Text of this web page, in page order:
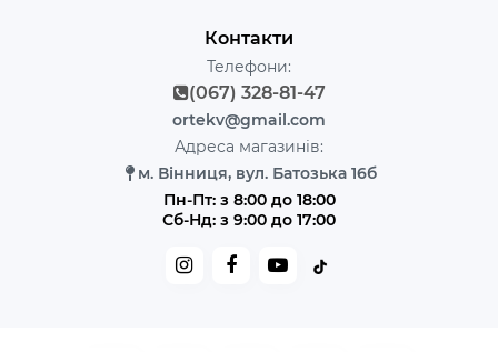
Контакти
Телефони:
(067) 328-81-47
ortekv@gmail.com
Адреса магазинів:
м. Вінниця, вул. Батозька 16б
Пн-Пт: з 8:00 до 18:00
Сб-Нд: з 9:00 до 17:00